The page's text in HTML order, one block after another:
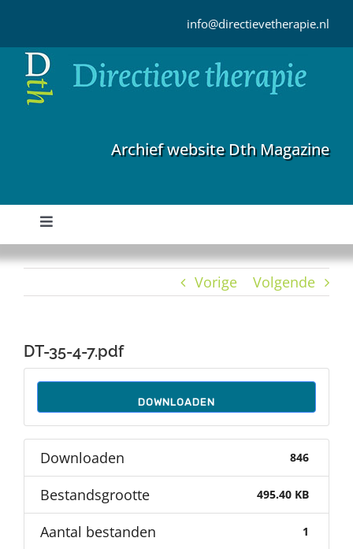
inhoud
info@directievetherapie.nl
Archief website Dth Magazine
Toggle
Navigation
Home
Auteurs
Over Dth
Contact
Vorige Volgende
DT-35-4-7.pdf
DOWNLOADEN
Downloaden 846
Bestandsgrootte 495.40 KB
Aantal bestanden 1